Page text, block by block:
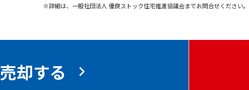
※詳細は、一般社団法人 優良ストック住宅推進協議会までお問合せください。
売却する